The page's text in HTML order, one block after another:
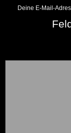
Deine E-Mail-